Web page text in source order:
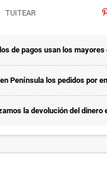
TUITEAR
de pagos usan los
Península los pedidos por
la devolución del